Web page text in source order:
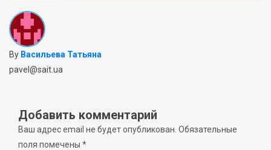
By Васильева Татьяна
pavel@sait.ua
Добавить комментарий
Ваш адрес email не будет опубликован. Обязательные
поля помечены *